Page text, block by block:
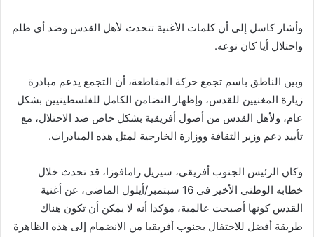
وأشار كاسل إلى أن كلمات الأغنية تتحدث لأهل القدس وضد أي ظلم
واحتلال أيا كان نوعه.
وبين الناطق باسم تجمع حركة المقاطعة، أن التجمع يدعم مبادرة
زيارة المغنيين للقدس، وإظهار التضامن الكامل للفلسطينيين بشكل
عام، ولأهل القدس من أصول أفريقية بشكل خاص ضد الاحتلال، مع
تأييد دعم وزير الثقافة ووزارة الخارجية لمثل هذه المبادرات.
وكان الرئيس الجنوب أفريقي، سيريل رامافوزا، قد تحدث خلال
خطابه الوطني الأخير في 16 سبتمبر/أيلول الماضي، عن أغنية
القدس كونها أصبحت عالمية، مؤكدا أنه لا يمكن أن تكون هناك
طريقة أفضل للاحتفال بجنوب أفريقيا من الانضمام إلى هذه الظاهرة